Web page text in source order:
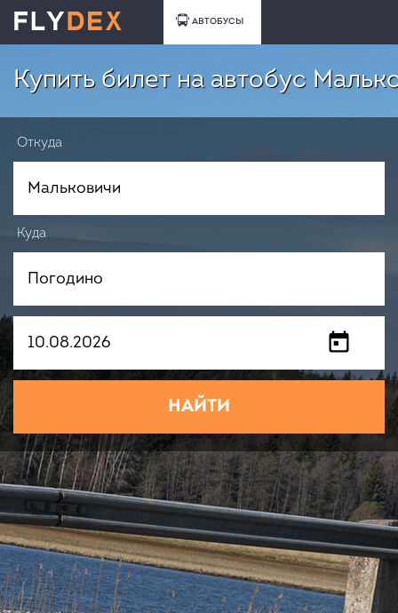
АВТОБУСЫ
Купить билет на автобус
Откуда
Куда
НАЙТИ